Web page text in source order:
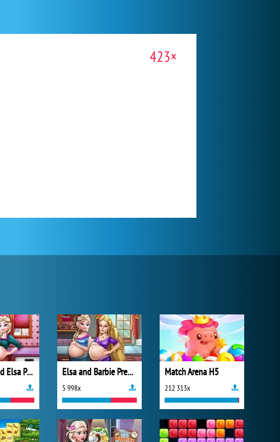
423×
Ladybug and Elsa Pregnant BFFs Elsa and Barbie Pregnant BFFs
5 998x
Match Arena H5
212 313x